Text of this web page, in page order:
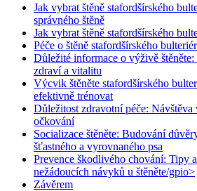
Jak vybrat štěně stafordšírského
správného štěně
Jak vybrat štěně stafordšírského
Péče o štěně stafordšírského
Důležité informace o výživě
zdraví a vitalitu
Výcvik štěněte stafordšírského
efektivně trénovat
Důležitost zdravotní péče: Návštěva
očkování
Socializace štěněte: Budování
šťastného a vyrovnaného psa
Prevence škodlivého chování: Tipy
nežádoucích návyků u štěněte/gpio>
Závěrem